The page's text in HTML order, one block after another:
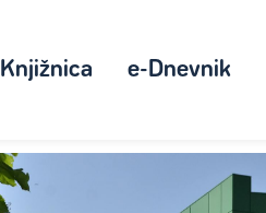
Knjižnica e-Dnevnik